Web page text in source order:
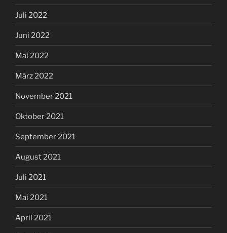
Juli 2022
Juni 2022
Mai 2022
März 2022
November 2021
Oktober 2021
September 2021
August 2021
Juli 2021
Mai 2021
April 2021